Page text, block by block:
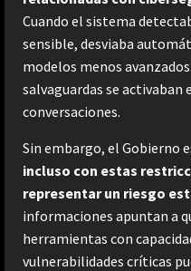
Cuando el sistema
sensible, desviaba
modelos menos
salvaguardas se activaban
conversaciones.
Sin embargo, el Gobierno
incluso con estas
representar un riesgo
informaciones apuntan a
herramientas con
vulnerabilidades críticas